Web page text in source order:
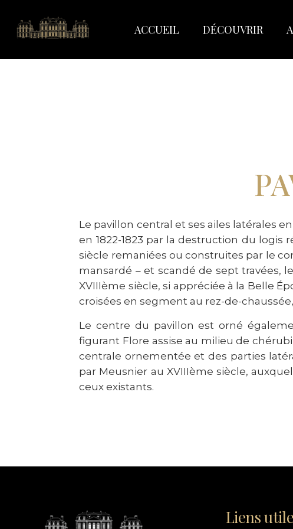
ACCUEIL DÉCOUVRIR
Le pavillon central et ses ailes latérales
en 1822-1823 par la destruction du logis
siècle remaniées ou construites par le
mansardé – et scandé de sept travées,
XVIIIème siècle, si appréciée à la Belle
croisées en segment au rez-de-
Le centre du pavillon est orné
figurant Flore assise au milieu de
centrale ornementée et des parties
par Meusnier au XVIIIème siècle,
ceux existants.
Liens